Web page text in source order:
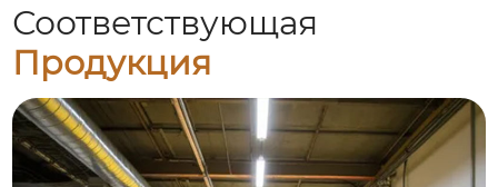
Соответствующая
Продукция